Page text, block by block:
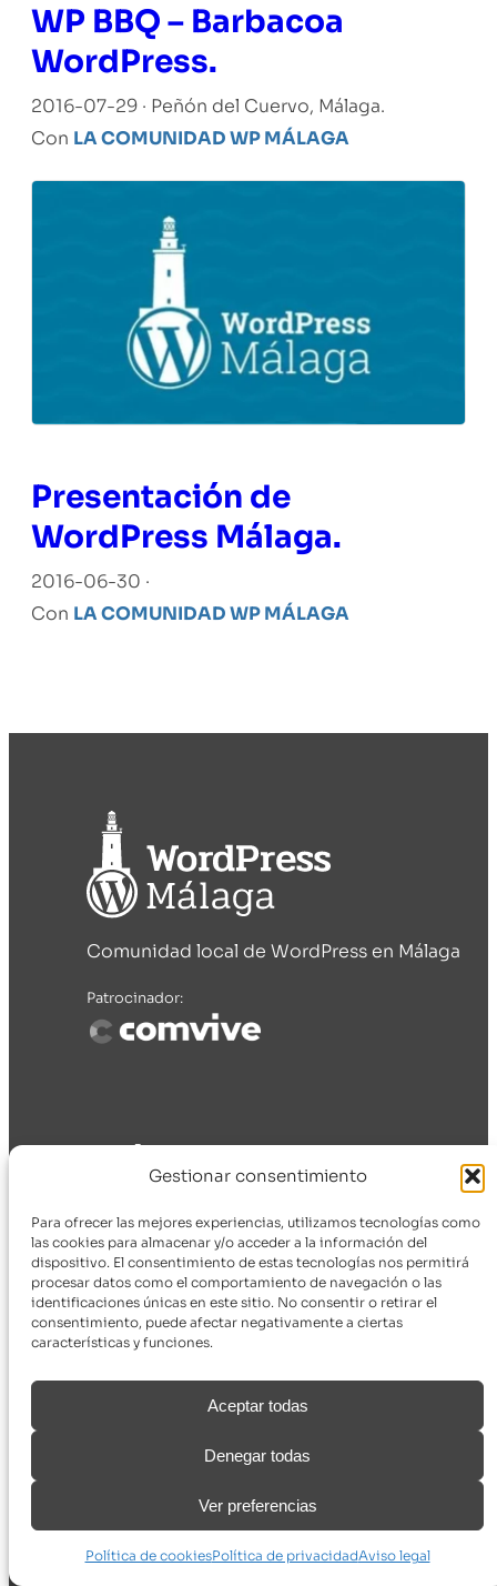
Gestionar consentimiento
Para ofrecer las mejores experiencias, utilizamos tecnologías como
las cookies para almacenar y/o acceder a la información del
dispositivo. El consentimiento de estas tecnologías nos permitirá
procesar datos como el comportamiento de navegación o las
identificaciones únicas en este sitio. No consentir o retirar el
consentimiento, puede afectar negativamente a ciertas
características y funciones.
Aceptar todas
Denegar todas
Ver preferencias
Política de cookiesPolítica de privacidadAviso legal
WP BBQ – Barbacoa
WordPress.
2016-07-29 · Peñón del Cuervo, Málaga.
Con LA COMUNIDAD WP MÁLAGA
Presentación de
WordPress Málaga.
2016-06-30 ·
Con LA COMUNIDAD WP MÁLAGA
Comunidad local de WordPress en Málaga
Patrocinador:
CONÓCENOS
Historia
Hall of fame
Voluntarios
Patrocinadores
Blog
PARTICIPA
Proponer charlas y actividades
Asistir a una charla